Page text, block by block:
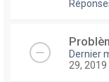
Dernier
29,